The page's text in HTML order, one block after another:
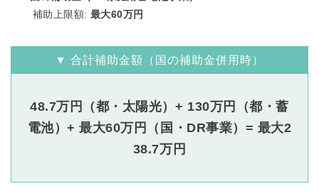
補助上限額: 最大60万円
▼ 合計補助金額（国の補助金併用時）
48.7万円（都・太陽光）+ 130万円（都・蓄
電池）+ 最大60万円（国・DR事業）= 最大2
38.7万円